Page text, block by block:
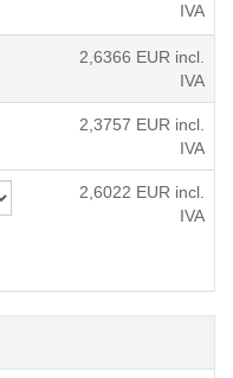
IVA
2,6366 EUR incl.
IVA
2,3757 EUR incl.
IVA
2,6022 EUR incl.
IVA